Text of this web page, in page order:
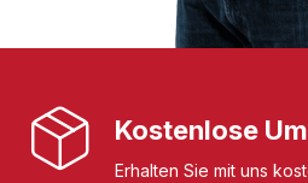
Kostenlose
Erhalten Sie mit uns